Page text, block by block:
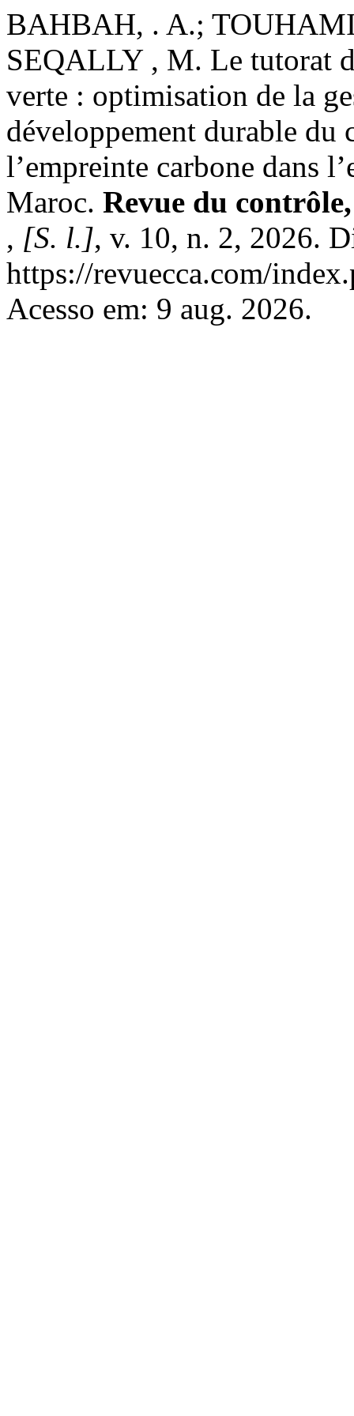
BAHBAH, . A.;
SEQALLY , M. Le tutorat
verte : optimisation de la
développement durable du
l’empreinte carbone dans
Maroc. Revue du
, [S. l.], v. 10, n. 2, 2026.
https://revuecca.com/
Acesso em: 9 aug. 2026.